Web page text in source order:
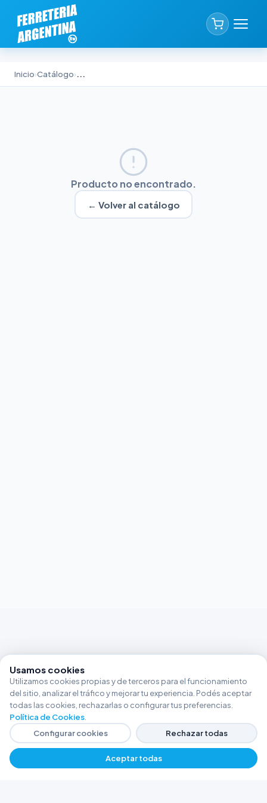
Inicio›Catálogo›...
Producto no encontrado.
← Volver al catálogo
Usamos cookies
Utilizamos cookies propias y de terceros para el funcionamiento
del sitio, analizar el tráfico y mejorar tu experiencia. Podés aceptar
todas las cookies, rechazarlas o configurar tus preferencias.
Política de Cookies
Configurar cookies
Rechazar todas
Aceptar todas